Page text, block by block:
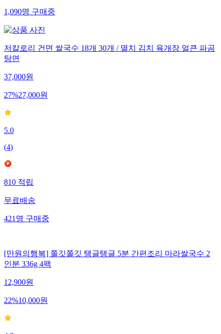
1,090명구매중
저칼로리 건면 쌀국수 18개 30개 / 멸치 김치 육개장 얼큰 파곰
탕면
37,000원
27%27,000원
5.0
(4)
810적립
무료배송
421명구매중
[만원의행복] 쫄깃쫄깃 탱글탱글 5분 간편조리 마라쌀국수 2
인분 336g 4팩
12,900원
22%10,000원